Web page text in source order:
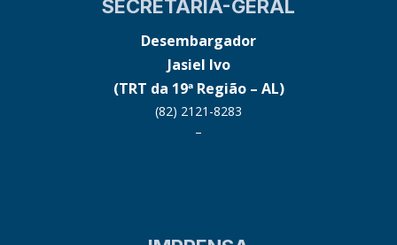
SECRETARIA-GERAL
Desembargador
Jasiel Ivo
(TRT da 19ª Região – AL)
(82) 2121-8283
–